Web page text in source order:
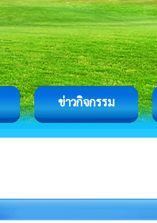
ข่าวกิจกรรม